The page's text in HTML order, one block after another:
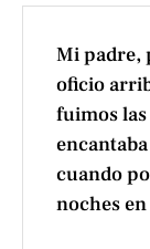
Mi padre,
oficio
fuimos las
cuando
noches